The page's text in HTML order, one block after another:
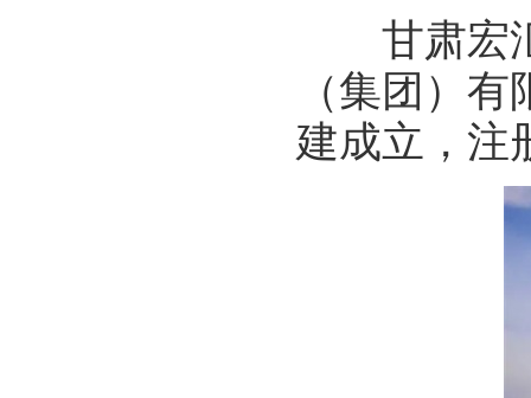
甘肃宏汇
（集团）
建成立，注